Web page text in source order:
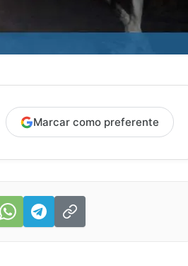
Marcar como preferente